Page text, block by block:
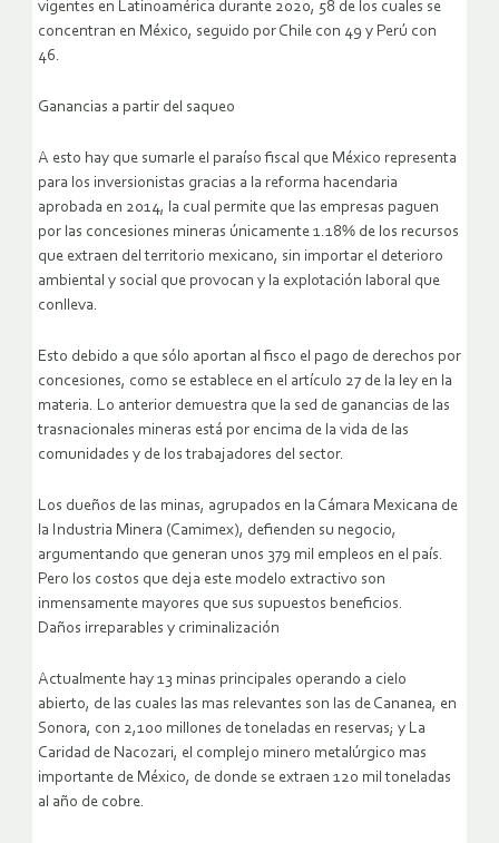
vigentes en Latinoamérica durante 2020, 58 de los cuales se
concentran en México, seguido por Chile con 49 y Perú con
46.
Ganancias a partir del saqueo
A esto hay que sumarle el paraíso fiscal que México representa
para los inversionistas gracias a la reforma hacendaria
aprobada en 2014, la cual permite que las empresas paguen
por las concesiones mineras únicamente 1.18% de los recursos
que extraen del territorio mexicano, sin importar el deterioro
ambiental y social que provocan y la explotación laboral que
conlleva.
Esto debido a que sólo aportan al fisco el pago de derechos por
concesiones, como se establece en el artículo 27 de la ley en la
materia. Lo anterior demuestra que la sed de ganancias de las
trasnacionales mineras está por encima de la vida de las
comunidades y de los trabajadores del sector.
Los dueños de las minas, agrupados en la Cámara Mexicana de
la Industria Minera (Camimex), defienden su negocio,
argumentando que generan unos 379 mil empleos en el país.
Pero los costos que deja este modelo extractivo son
inmensamente mayores que sus supuestos beneficios.
Daños irreparables y criminalización
Actualmente hay 13 minas principales operando a cielo
abierto, de las cuales las mas relevantes son las de Cananea, en
Sonora, con 2,100 millones de toneladas en reservas; y La
Caridad de Nacozari, el complejo minero metalúrgico mas
importante de México, de donde se extraen 120 mil toneladas
al año de cobre.